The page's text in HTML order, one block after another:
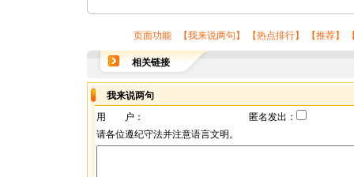
页面功能 【我来说两句 】 【热点排行】 【推荐】
相关链接
我来说两句
用 户：
匿名发出：
请各位遵纪守法并注意语言文明。